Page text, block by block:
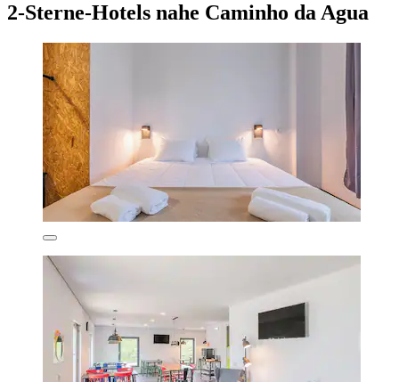
2-Sterne-Hotels nahe Caminho da Agua